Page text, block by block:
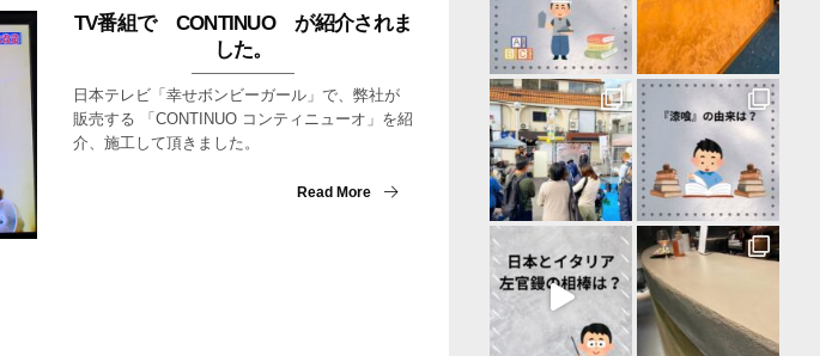
TV番組で CONTINUO が紹介されま
した。
日本テレビ「幸せボンビーガール」で、弊社が
販売する 「CONTINUO コンティニューオ」を紹
介、施工して頂きました。
Read More